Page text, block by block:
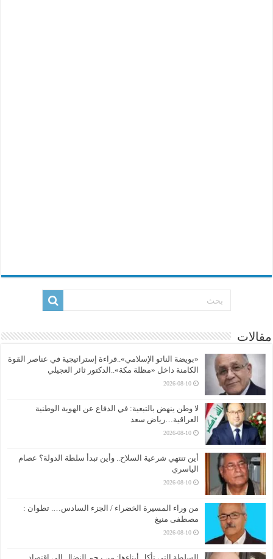
مقالات
«بويضة الناتو الإسلامي»..قراءة إستراتيجية في عناصر القوة
الكامنة داخل «مظلة مكة»..الدكتور ثائر العجيلي
2026-08-10
لا وطن ينهض بالتبعية: في الدفاع عن الهوية الوطنية
العراقية…رياض سعد
2026-08-10
أين تنتهي شرعية السلاح.. وأين تبدأ سلطة الدولة؟ عصام
الياسري
2026-08-10
من وراء المسيرة الخضراء / الجزء السادس…. تطوان :
مصطفى منيغ
2026-08-10